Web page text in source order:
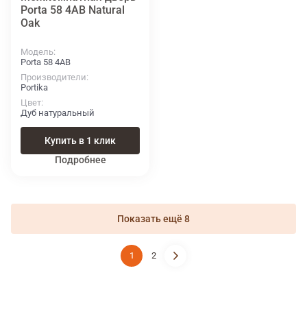
Porta 58 4АВ Natural
Oak
Модель
Porta 58 4АВ
Производители
Portika
Цвет
Дуб натуральный
Купить в 1 клик
Подробнее
Показать ещё 8
1 2